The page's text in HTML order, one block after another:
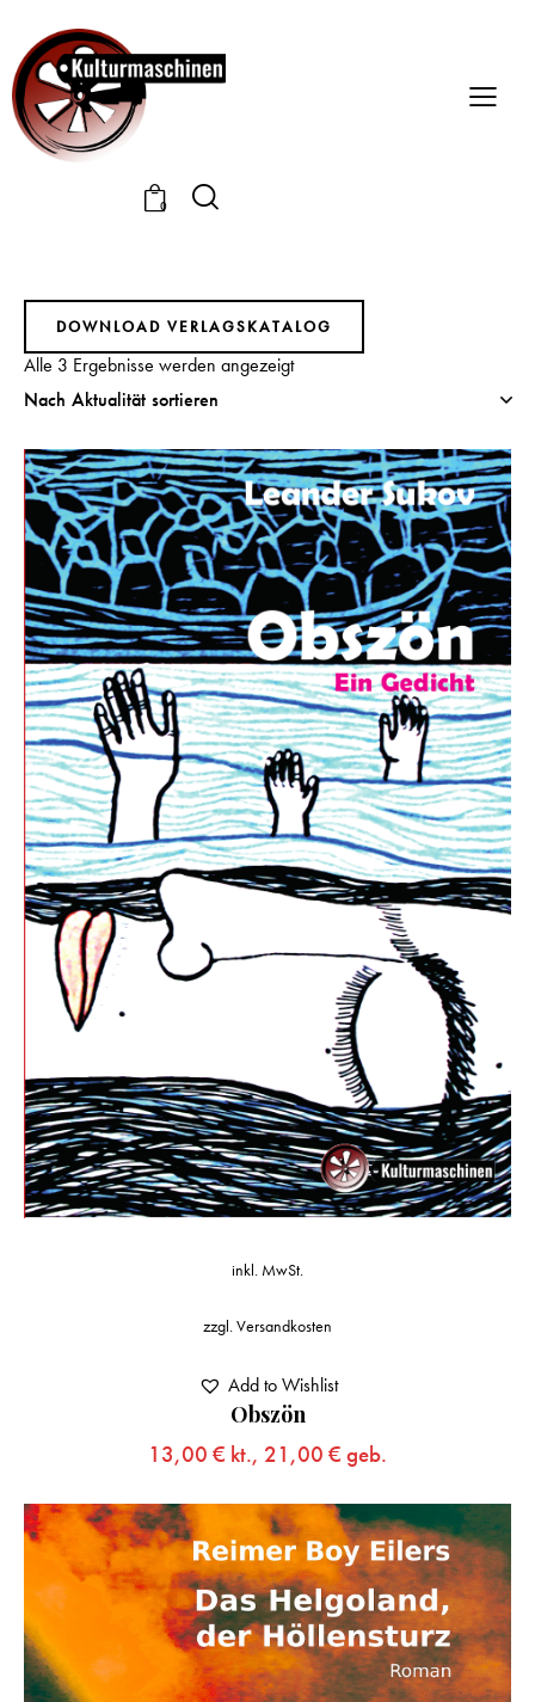
0
DOWNLOAD VERLAGSKATALOG
Alle 3 Ergebnisse werden angezeigt
Obszön
13,00 € kt., 21,00 € geb.
inkl. MwSt.
zzgl. Versandkosten
Add to Wishlist